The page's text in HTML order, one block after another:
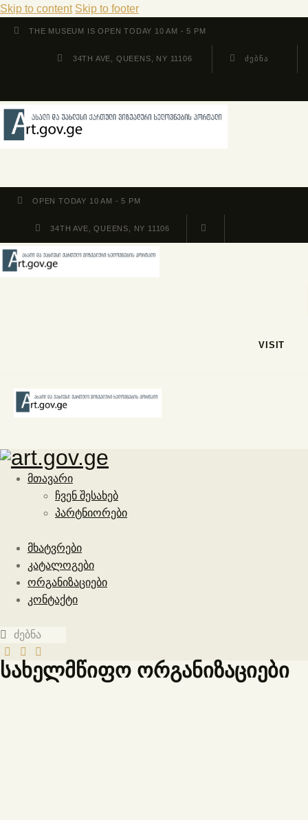
Skip to content Skip to footer
THE MUSEUM IS OPEN TODAY 10 AM - 5 PM
34TH AVE, QUEENS, NY 11106
OPEN TODAY 10 AM - 5 PM
34TH AVE, QUEENS, NY 11106
VISIT
მთავარი
ჩვენ შესახებ
პარტნიორები
მხატვრები
კატალოგები
ორგანიზაციები
კონტაქტი
სახელმწიფო ორგანიზაციები